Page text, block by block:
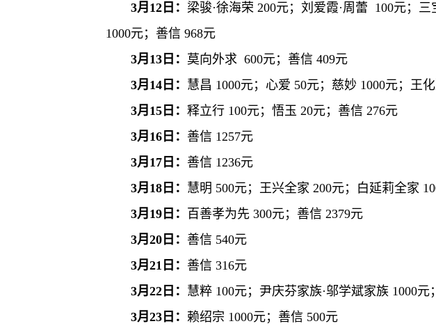
3月12日： 梁骏·徐海荣 200元；刘爱霞·周蕾 100元；
1000元；善信 968元
3月13日： 莫向外求 600元；善信 409元
3月14日： 慧昌 1000元；心爱 50元；慈妙 1000元；王
3月15日： 释立行 100元；悟玉 20元；善信 276元
3月16日： 善信 1257元
3月17日： 善信 1236元
3月18日： 慧明 500元；王兴全家 200元；白延莉全家
3月19日：
百善孝为先 300元；善信 2379元
3月20日： 善信 540元
3月21日： 善信 316元
3月22日： 慧粹 100元；尹庆芬家族·邬学斌家族 1000元
3月23日： 赖绍宗 1000元；善信 500元